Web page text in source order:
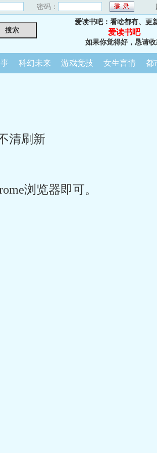
密码：
爱读书吧：看啥都有、更
爱读书吧
如果你觉得好，恳请
科幻未来 游戏竞技 女生言情 都
清刷新
浏览器即可。